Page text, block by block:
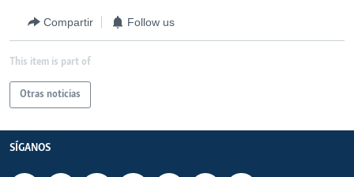
Compartir Follow us
This item is part of
Otras noticias
SÍGANOS